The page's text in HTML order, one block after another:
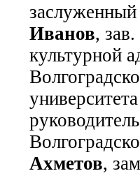
заслуженный
Иванов,
культурной
Ахметов,